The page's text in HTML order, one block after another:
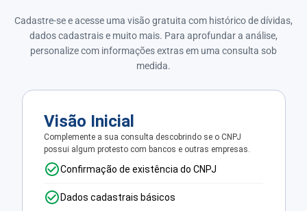
Cadastre-se e acesse uma visão gratuita com histórico de dívidas,
dados cadastrais e muito mais. Para aprofundar a análise,
personalize com informações extras em uma consulta sob
medida.
Visão Inicial
Complemente a sua consulta descobrindo se o CNPJ
possui algum protesto com bancos e outras empresas.
Confirmação de existência do CNPJ
Dados cadastrais básicos